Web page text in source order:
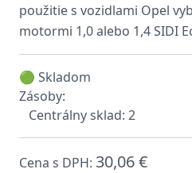
použitie s vozidlami Opel
motormi 1,0 alebo 1,4 SIDI
🟢 Skladom
Zásoby:
Centrálny sklad: 2
Cena s DPH: 30,06 €